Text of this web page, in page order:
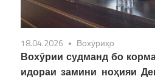
18.04.2026 Вохӯриҳо
Вохӯрии судманд бо
идораи замини ноҳияи